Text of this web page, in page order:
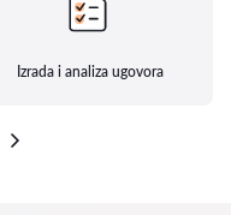
Izrada i analiza ugovora